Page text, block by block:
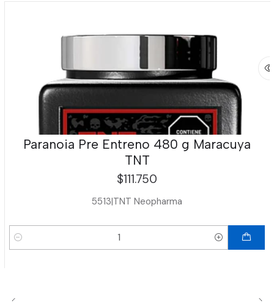
Paranoia Pre Entreno 480 g Maracuya
TNT
$111.750
5513|TNT Neopharma
Cantidad